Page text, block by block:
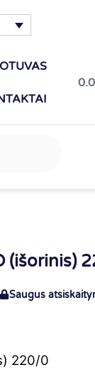
(išorinis)
Saugus
220/0